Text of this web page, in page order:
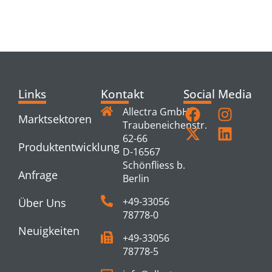
Links
Marktsektoren
Produktentwicklung
Anfrage
Über Uns
Neuigkeiten
Kontakt
Allectra GmbH
Traubeneichenstr.
62-66
D-16567
Schönfliess b.
Berlin
+49-33056
78778-0
+49-33056
78778-5
Social Media